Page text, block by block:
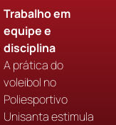
Trabalho em
equipe e
disciplina
A prática do
voleibol no
Poliesportivo
Unisanta estimula